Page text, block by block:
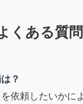
くある質問
？
依頼したいかに